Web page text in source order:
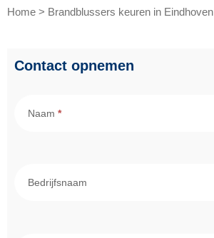
Home > Brandblussers keuren in Eindhoven
Contact opnemen
Naam *
Bedrijfsnaam